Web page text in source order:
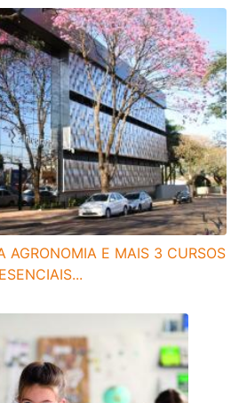
AGRONOMIA E MAIS 3 CURSOS